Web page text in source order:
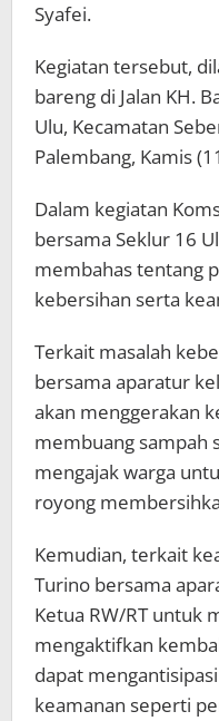
Syafei.
Kegiatan tersebut,
bareng di Jalan KH.
Ulu, Kecamatan
Palembang, Kamis
Dalam kegiatan
bersama Seklur 16
membahas tentang
kebersihan serta
Terkait masalah
bersama aparatur
akan menggerakan
membuang sampah
mengajak warga
royong
Kemudian, terkait
Turino bersama
Ketua RW/RT untuk
mengaktifkan
dapat
keamanan seperti